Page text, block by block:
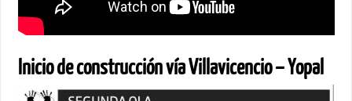
Inicio de construcción vía Villavicencio – Yopal